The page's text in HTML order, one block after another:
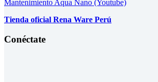
Mantenimiento Aqua Nano (Youtube)
Tienda oficial Rena Ware Perú
Conéctate